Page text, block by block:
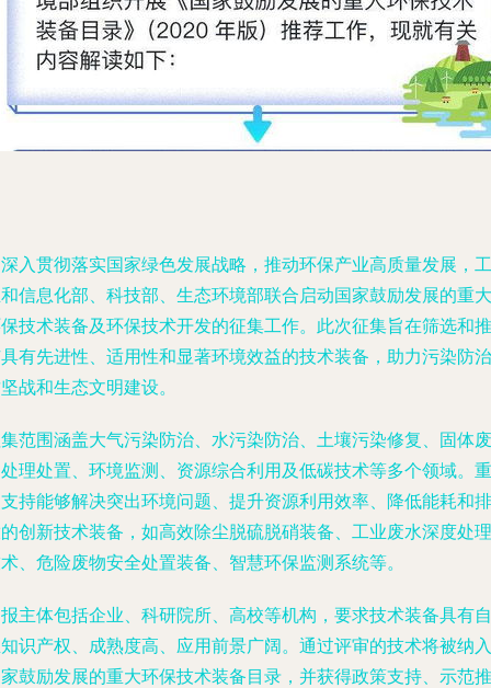
入贯彻落实国家绿色发展战略，推动环保产业高质量发展，工
信息化部、科技部、生态环境部联合启动国家鼓励发展的重大
技术装备及环保技术开发的征集工作。此次征集旨在筛选和推
有先进性、适用性和显著环境效益的技术装备，助力污染防治
战和生态文明建设。
范围涵盖大气污染防治、水污染防治、土壤污染修复、固体废
理处置、环境监测、资源综合利用及低碳技术等多个领域。重
持能够解决突出环境问题、提升资源利用效率、降低能耗和排
创新技术装备，如高效除尘脱硫脱硝装备、工业废水深度处理
、危险废物安全处置装备、智慧环保监测系统等。
主体包括企业、科研院所、高校等机构，要求技术装备具有自
识产权、成熟度高、应用前景广阔。通过评审的技术将被纳入
鼓励发展的重大环保技术装备目录，并获得政策支持、示范推